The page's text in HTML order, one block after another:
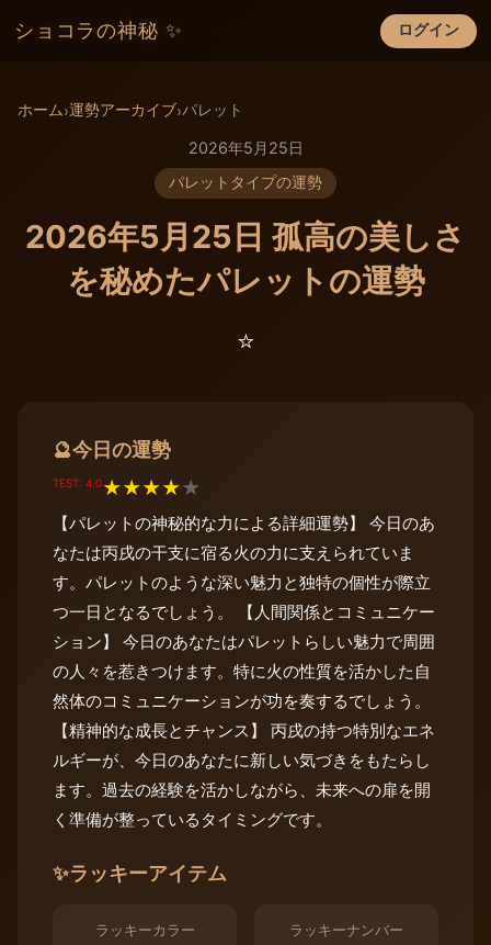
ショコラの神秘 ✨ ログイン
×
ホーム›運勢アーカイブ›パレット
2026年5月25日
パレットタイプの運勢
2026年5月25日 孤高の美しさ
を秘めたパレットの運勢
⭐️
🔮今日の運勢
TEST: 4.0★★★★★
【パレットの神秘的な力による詳細運勢】 今日のあ
なたは丙戌の干支に宿る火の力に支えられていま
す。パレットのような深い魅力と独特の個性が際立
つ一日となるでしょう。 【人間関係とコミュニケー
ション】 今日のあなたはパレットらしい魅力で周囲
の人々を惹きつけます。特に火の性質を活かした自
然体のコミュニケーションが功を奏するでしょう。
【精神的な成長とチャンス】 丙戌の持つ特別なエネ
ルギーが、今日のあなたに新しい気づきをもたらし
ます。過去の経験を活かしながら、未来への扉を開
く準備が整っているタイミングです。
✨ラッキーアイテム
ラッキーカラー ラッキーナンバー